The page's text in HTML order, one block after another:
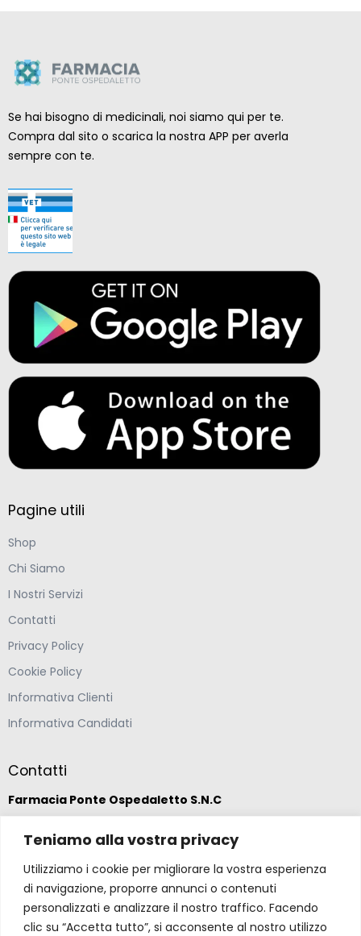
Teniamo alla vostra privacy
Utilizziamo i cookie per migliorare la vostra esperienza
di navigazione, proporre annunci o contenuti
personalizzati e analizzare il nostro traffico. Facendo
clic su “Accetta tutto”, si acconsente al nostro utilizzo
Se hai bisogno di medicinali, noi siamo qui per te.
Compra dal sito o scarica la nostra APP per averla
sempre con te.
Pagine utili
Shop
Chi Siamo
I Nostri Servizi
Contatti
Privacy Policy
Cookie Policy
Informativa Clienti
Informativa Candidati
Contatti
Farmacia Ponte Ospedaletto S.N.C
Via della Solidarietà 2,
47020 Longiano, Forlì-Cesena
(39) 0547 57265